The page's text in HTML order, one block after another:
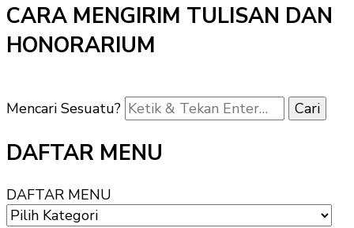
CARA MENGIRIM TULISAN DAN
HONORARIUM
Mencari Sesuatu?
DAFTAR MENU
DAFTAR MENU